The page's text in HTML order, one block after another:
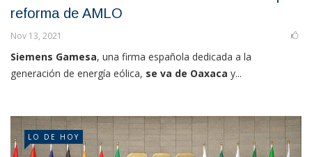
reforma de AMLO
Nov 13, 2021
Siemens Gamesa, una firma española dedicada a la
generación de energía eólica, se va de Oaxaca y...
LO DE HOY